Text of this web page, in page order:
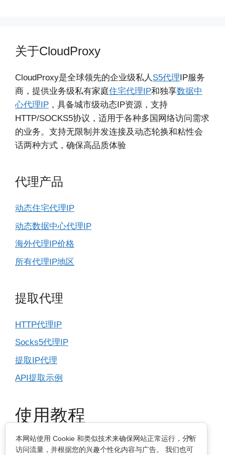
关于CloudProxy
CloudProxy是全球领先的企业级私人 S5代理IP服务
商，提供业务级私有家庭住宅代理IP和独享数据中
心代理IP ，具备城市级动态IP资源，支持
HTTP/SOCKS5协议，适用于各种多国网络访问需求
的业务。支持无限制并发连接及动态轮换和粘性会
话两种方式，确保高品质体验
代理产品
动态住宅代理IP
动态数据中心代理IP
海外代理IP价格
所有代理IP地区
提取代理
HTTP代理IP
Socks5代理IP
提取IP代理
API提取示例
使用教程
IP基本设置
×
本网站使用 Cookie 和类似技术来确保网站正常运行，分析
访问流量，并根据您的兴趣个性化内容与广告。 我们也可